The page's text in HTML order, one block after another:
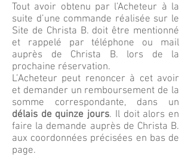
Tout avoir obtenu par l’Acheteur à la
suite d’une commande réalisée sur le
Site de Christa B. doit être mentionné
et rappelé par téléphone ou mail
auprès de Christa B. lors de la
prochaine réservation.
L’Acheteur peut renoncer à cet avoir
et demander un remboursement de la
somme correspondante, dans un
délais de quinze jours. Il doit alors en
faire la demande auprès de Christa B.
aux coordonnées précisées en bas de
page.